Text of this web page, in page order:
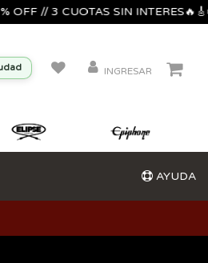
// 3 CUOTAS SIN INTERES🔥🎸🎺🎶/
INGRESAR
AYUDA